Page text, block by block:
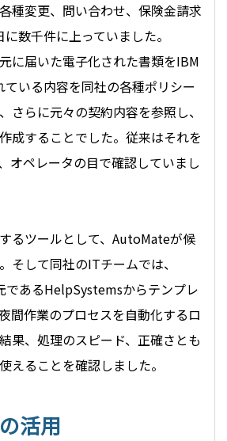
種変更、問い合わせ、保険金請求
数千件に上っていました。
に届いた電子化された書類をIBM
いる内容を同社の各種ポリシー
さらに元々の契約内容を参照し、
成することでした。従来はそれを
オペレータの目で確認していまし
るツールとして、AutoMateが候
そして同社のITチームでは、
あるHelpSystemsからテンプレ
間作業のプロセスを自動化するロ
果、処理のスピード、正確さとも
えることを確認しました。
活用